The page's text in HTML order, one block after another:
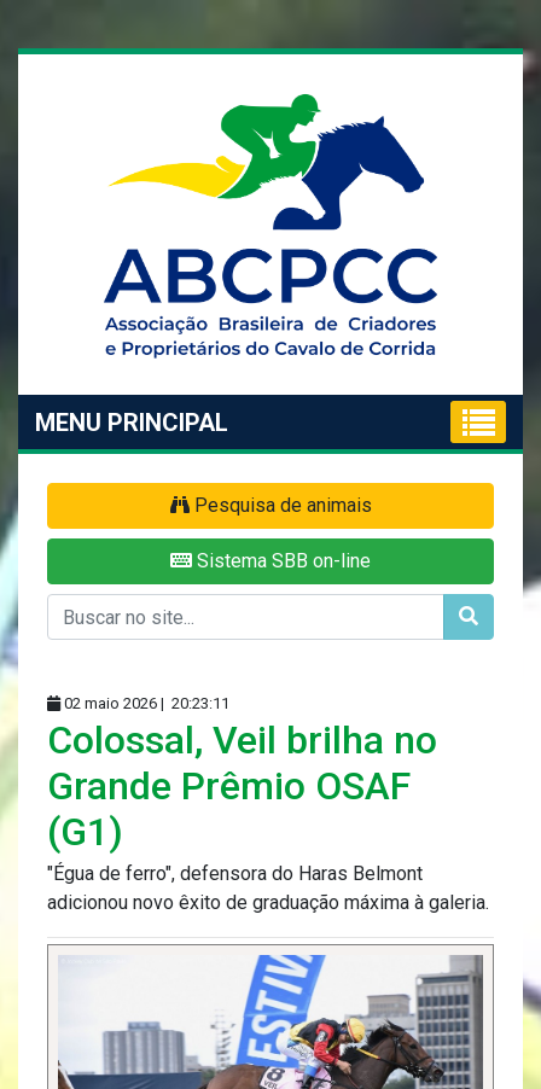
MENU PRINCIPAL
Pesquisa de animais
Sistema SBB on-line
02 maio 2026 | 20:23:11
Colossal, Veil brilha no
Grande Prêmio OSAF
(G1)
"Égua de ferro", defensora do Haras Belmont
adicionou novo êxito de graduação máxima à galeria.